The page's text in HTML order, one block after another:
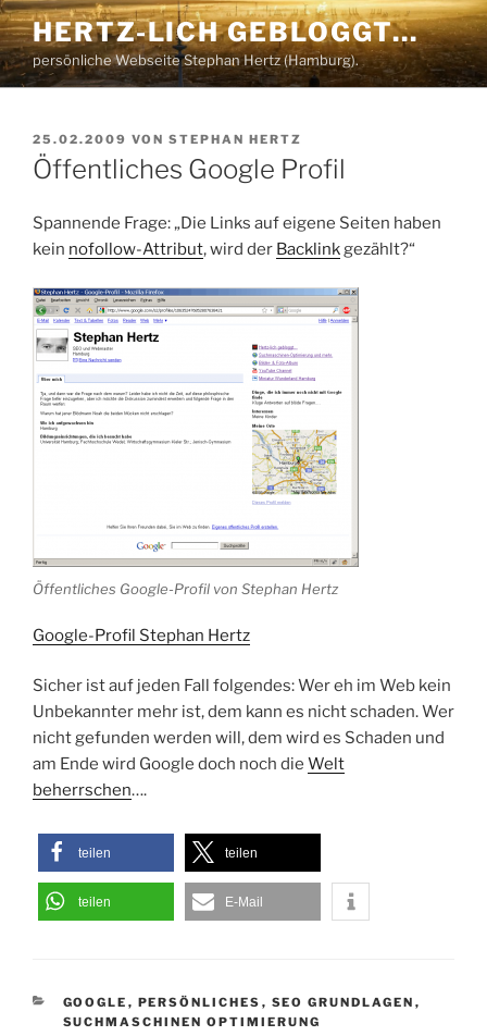
Zum
Inhalt
springen
HERTZ-LICH GEBLOGGT…
persönliche Webseite Stephan Hertz (Hamburg).
VERÖFFENTLICHT
AM
25.02.2009 VON STEPHAN HERTZ
Öffentliches Google Profil
Spannende Frage: „Die Links auf eigene Seiten haben
kein nofollow-Attribut, wird der Backlinkgezählt?“
Öffentliches Google-Profil von Stephan Hertz
Google-Profil Stephan Hertz
Sicher ist auf jeden Fall folgendes: Wer eh im Web kein
Unbekannter mehr ist, dem kann es nicht schaden. Wer
nicht gefunden werden will, dem wird es Schaden und
am Ende wird Google doch noch die Welt
beherrschen….
teilen teilen
teilen E-Mail
KATEGORIEN
GOOGLE , PERSÖNLICHES , SEO GRUNDLAGEN ,
SUCHMASCHINEN OPTIMIERUNG